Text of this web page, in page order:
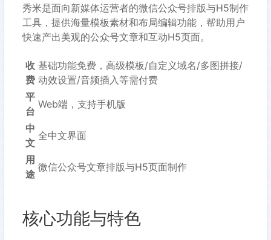
秀米是面向新媒体运营者的微信公众号排版与H5制作
工具，提供海量模板素材和布局编辑功能，帮助用户
快速产出美观的公众号文章和互动H5页面。
收
费
基础功能免费，高级模板/自定义域名/多图拼接/
动效设置/音频插入等需付费
平
台
Web端，支持手机版
中
文
全中文界面
用
途
微信公众号文章排版与H5页面制作
核心功能与特色